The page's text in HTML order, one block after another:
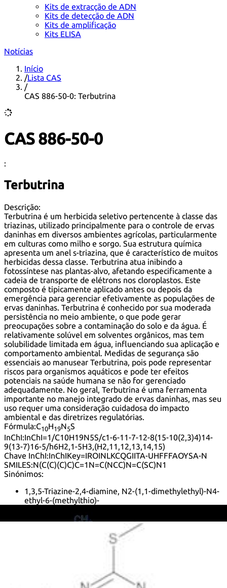
Kits de extracção de ADN
Kits de detecção de ADN
Kits de amplificação
Kits ELISA
Notícias
Início
/Lista CAS
/
CAS 886-50-0: Terbutrina
CAS 886-50-0
:
Terbutrina
Descrição:
Terbutrina é um herbicida seletivo pertencente à classe das
triazinas, utilizado principalmente para o controle de ervas
daninhas em diversos ambientes agrícolas, particularmente
em culturas como milho e sorgo. Sua estrutura química
apresenta um anel s-triazina, que é característico de muitos
herbicidas dessa classe. Terbutrina atua inibindo a
fotossíntese nas plantas-alvo, afetando especificamente a
cadeia de transporte de elétrons nos cloroplastos. Este
composto é tipicamente aplicado antes ou depois da
emergência para gerenciar efetivamente as populações de
ervas daninhas. Terbutrina é conhecido por sua moderada
persistência no meio ambiente, o que pode gerar
preocupações sobre a contaminação do solo e da água. É
relativamente solúvel em solventes orgânicos, mas tem
solubilidade limitada em água, influenciando sua aplicação e
comportamento ambiental. Medidas de segurança são
essenciais ao manusear Terbutrina, pois pode representar
riscos para organismos aquáticos e pode ter efeitos
potenciais na saúde humana se não for gerenciado
adequadamente. No geral, Terbutrina é uma ferramenta
importante no manejo integrado de ervas daninhas, mas seu
uso requer uma consideração cuidadosa do impacto
ambiental e das diretrizes regulatórias.
Fórmula:C10H19N5S
InChI:InChI=1/C10H19N5S/c1-6-11-7-12-8(15-10(2,3)4)14-
9(13-7)16-5/h6H2,1-5H3,(H2,11,12,13,14,15)
Chave InChI:InChIKey=IROINLKCQGIITA-UHFFFAOYSA-N
SMILES:N(C(C)(C)C)C=1N=C(NCC)N=C(SC)N1
Sinónimos:
1,3,5-Triazine-2,4-diamine, N2-(1,1-dimethylethyl)-N4-
ethyl-6-(methylthio)-
dimethylethyl)-N<sup>4</sup>-ethyl-6-(methylthio)-
2-Ethylamino-4-methylthio-6-tert-butylamino-1,3,5-
2-Methylmercapto-4-ethylamino-6-tert-butylamino-
2-Methylthio-4-tert-butylamino-6-ethylamino-s-triazine
2-tert-Butylamino-4-ethylamino-6-methylthio-s-